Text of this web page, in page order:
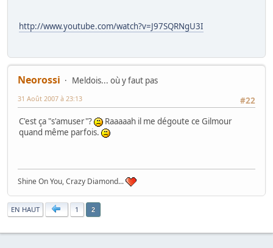
http://www.youtube.com/watch?v=J97SQRNgU3I
Neorossi
Meldois... où y faut pas
#22
31 Août 2007 à 23:13
C'est ça "s'amuser"?
Raaaaah il me dégoute ce Gilmour
quand même parfois.
Shine On You, Crazy Diamond...
|
EN HAUT 1 2